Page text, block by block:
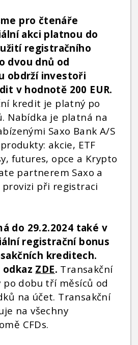
pro čtenáře
akci platnou do
registračního
dvou dnů od
obdrží investoři
v hodnotě 200 EUR.
kredit je platný po
Nabídka je platná na
Saxo Bank A/S
akcie, ETF
futures, opce a Krypto
partnerem Saxo a
při registraci
do 29.2.2024 také v
registrační bonus
kreditech.
ZDE. Transakční
dobu tří měsíců od
na účet. Transakční
na všechny
CFDs.